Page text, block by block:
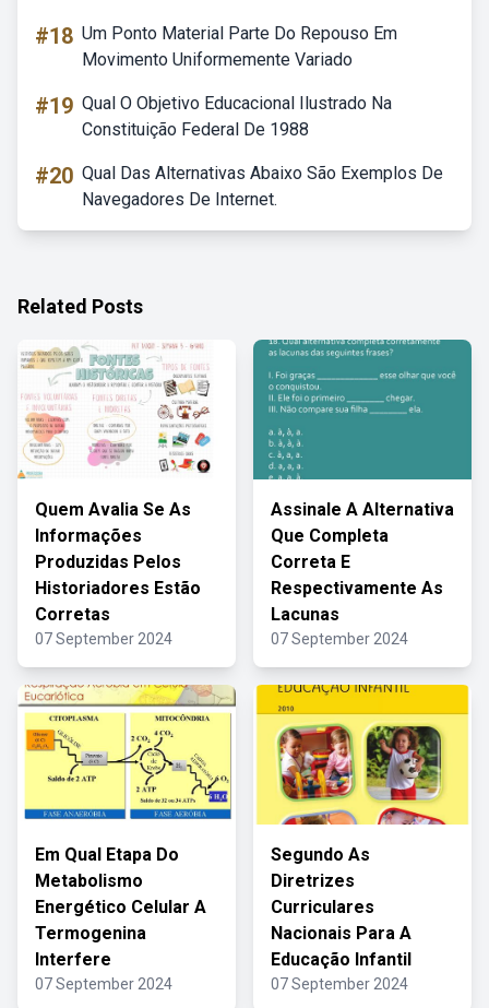
#18 Um Ponto Material Parte Do Repouso Em
Movimento Uniformemente Variado
#19 Qual O Objetivo Educacional Ilustrado Na
Constituição Federal De 1988
#20 Qual Das Alternativas Abaixo São Exemplos De
Navegadores De Internet.
Related Posts
Quem Avalia Se As
Informações
Produzidas Pelos
Historiadores Estão
Corretas
07 September 2024
Assinale A Alternativa
Que Completa
Correta E
Respectivamente As
Lacunas
07 September 2024
Em Qual Etapa Do
Metabolismo
Energético Celular A
Termogenina
Interfere
07 September 2024
Segundo As
Diretrizes
Curriculares
Nacionais Para A
Educação Infantil
07 September 2024